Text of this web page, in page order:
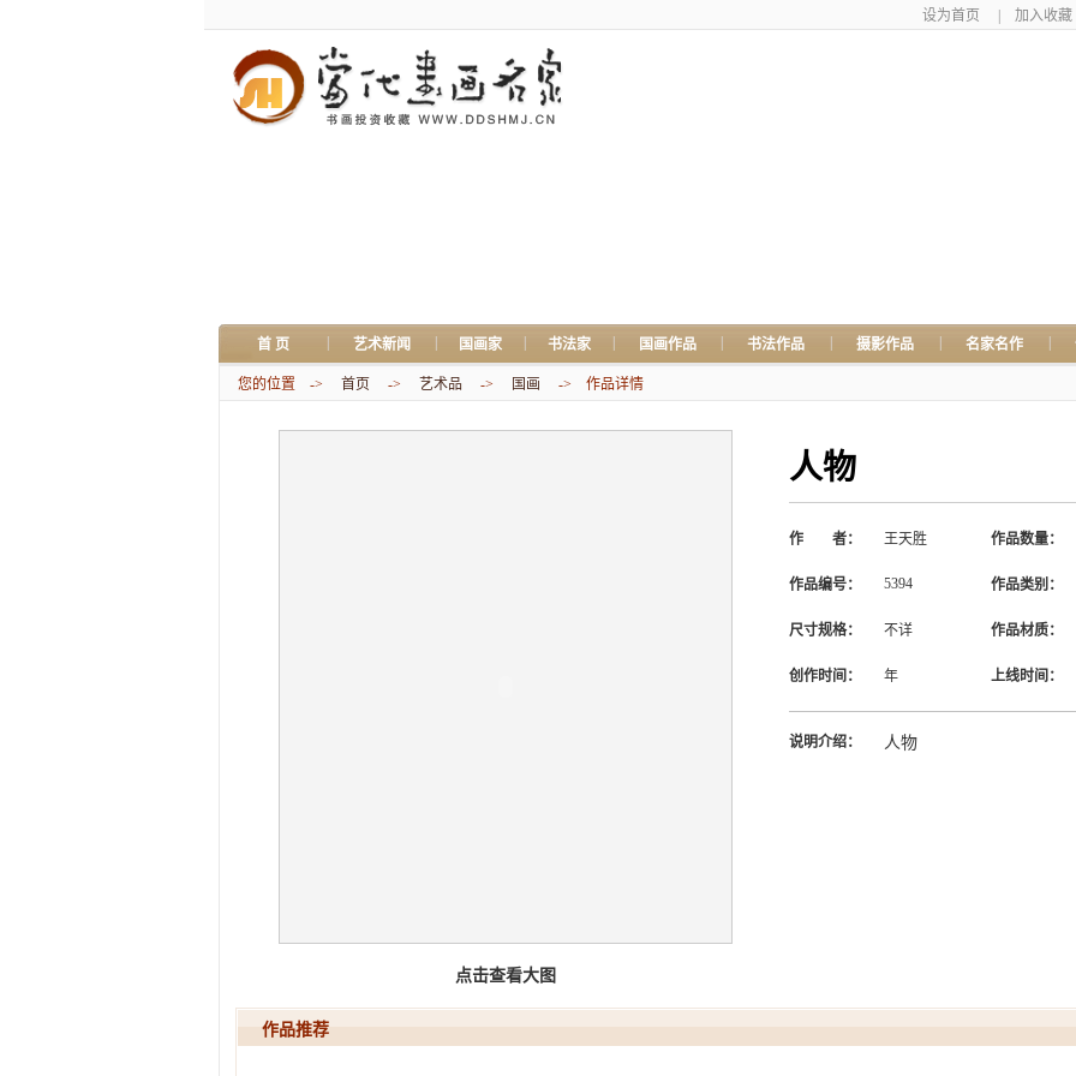
设为首页 加入收藏
首 页 艺术新闻 国画家 书法家 国画作品 书法作品 摄影作品 名家名作
您的位置 -> 首页 -> 艺术品 -> 国画 -> 作品详情
点击查看大图
人物
作 者： 王天胜 作品数量：
作品编号： 5394 作品类别：
尺寸规格： 不详 作品材质：
创作时间： 年 上线时间：
说明介绍： 人物
作品推荐